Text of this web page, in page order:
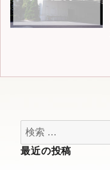
最近の投稿